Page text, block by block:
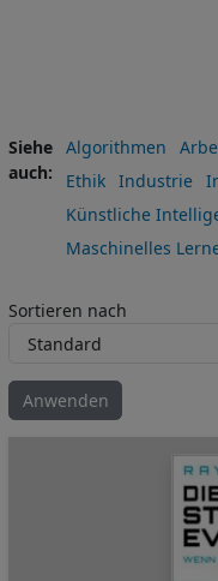
Siehe
auch
Algorithmen
Ethik
Industrie
Künstliche
Maschinelles
Sortieren nach